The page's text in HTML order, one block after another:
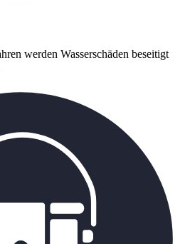
werden Wasserschäden beseitigt